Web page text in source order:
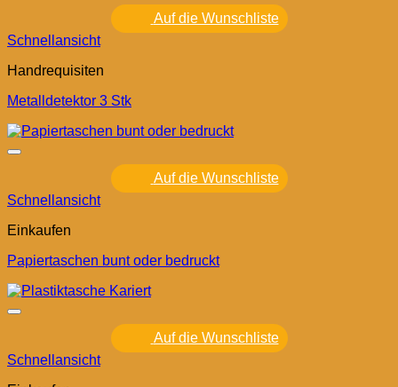
Auf die Wunschliste
Schnellansicht
Handrequisiten
Metalldetektor 3 Stk
Auf die Wunschliste
Schnellansicht
Einkaufen
Papiertaschen bunt oder bedruckt
Auf die Wunschliste
Schnellansicht